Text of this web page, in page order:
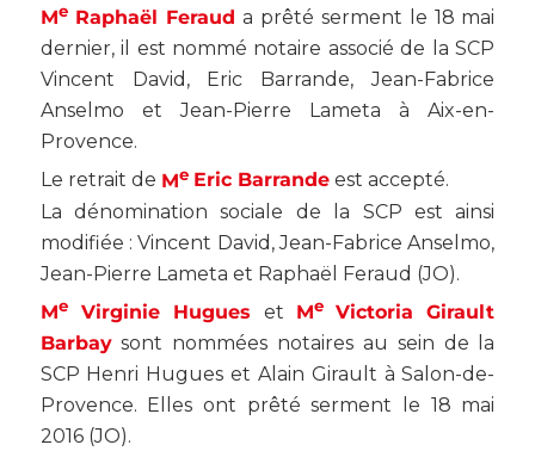
Me Raphaël Feraud a prêté serment le 18 mai
dernier, il est nommé notaire associé de la SCP
Vincent David, Eric Barrande, Jean-Fabrice
Anselmo et Jean-Pierre Lameta à Aix-en-
Provence.
Le retrait de Me Eric Barrandeest accepté.
La dénomination sociale de la SCP est ainsi
modifiée : Vincent David, Jean-Fabrice Anselmo,
Jean-Pierre Lameta et Raphaël Feraud (JO).
MeVirginie Hugues et Me
Victoria Girault
Barbaysont nommées notaires au sein de la
SCP Henri Hugues et Alain Girault à Salon-de-
Provence. Elles ont prêté serment le 18 mai
2016 (JO).